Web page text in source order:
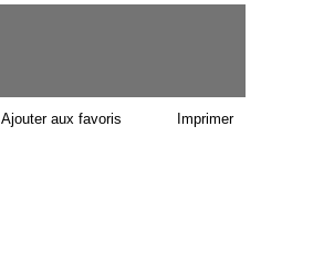
Ajouter aux favoris Imprimer